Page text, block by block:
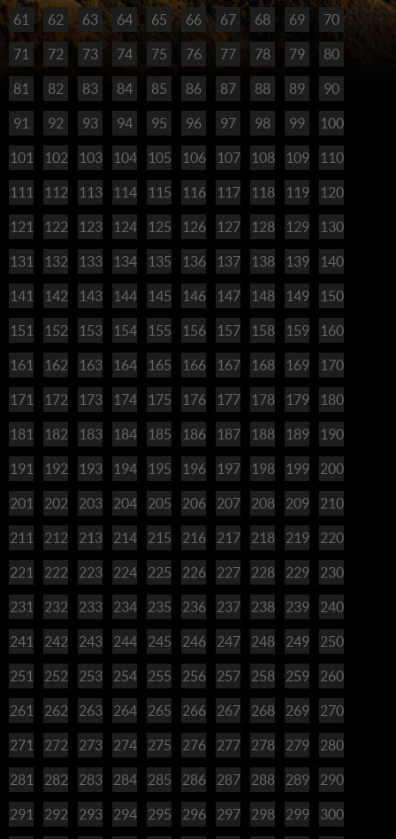
61 62 63 64 65 66 67 68 69 70
71 72 73 74 75 76 77 78 79 80
81 82 83 84 85 86 87 88 89 90
91 92 93 94 95 96 97 98 99 100
101 102 103 104 105 106 107 108 109 110
111 112 113 114 115 116 117 118 119 120
121 122 123 124 125 126 127 128 129 130
131 132 133 134 135 136 137 138 139 140
141 142 143 144 145 146 147 148 149 150
151 152 153 154 155 156 157 158 159 160
161 162 163 164 165 166 167 168 169 170
171 172 173 174 175 176 177 178 179 180
181 182 183 184 185 186 187 188 189 190
191 192 193 194 195 196 197 198 199 200
201 202 203 204 205 206 207 208 209 210
211 212 213 214 215 216 217 218 219 220
221 222 223 224 225 226 227 228 229 230
231 232 233 234 235 236 237 238 239 240
241 242 243 244 245 246 247 248 249 250
251 252 253 254 255 256 257 258 259 260
261 262 263 264 265 266 267 268 269 270
271 272 273 274 275 276 277 278 279 280
281 282 283 284 285 286 287 288 289 290
291 292 293 294 295 296 297 298 299 300